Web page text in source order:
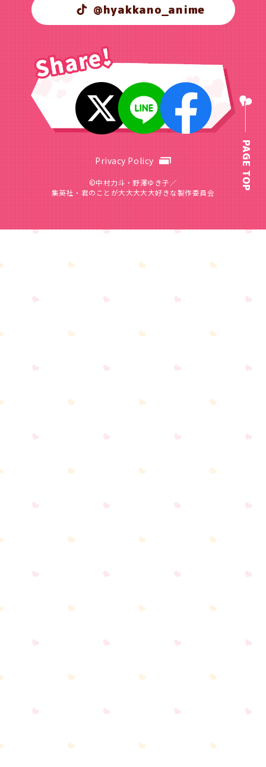
@hyakkano_anime
Privacy Policy
©中村力斗・野澤ゆき子／
集英社・君のことが大大大大大好きな製作委員会
PAGE TOP